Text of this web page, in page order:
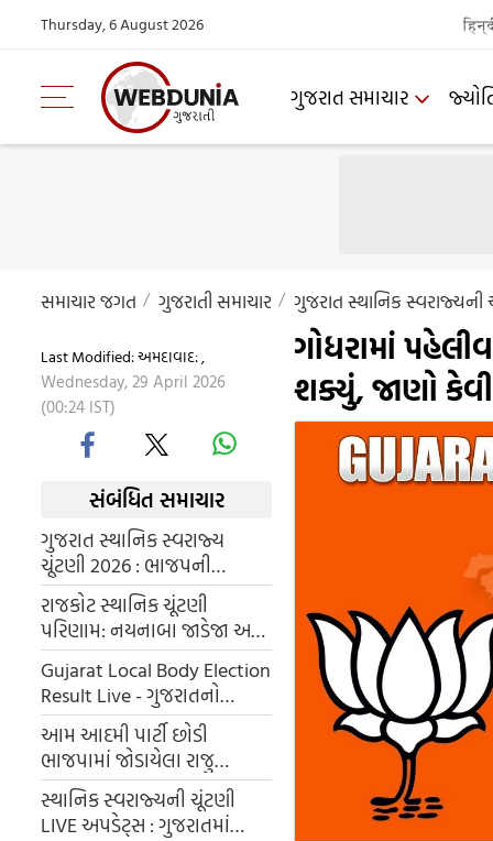
Thursday, 6 August 2026
ગુજરાત સમાચાર
સમાચાર જગત ગુજરાતી સમાચાર ગુજરાત સ્થાનિક સ્વરાજ્યની
Last Modified: અમદાવાદ: ,
Wednesday, 29 April 2026
(00:24 IST)
સંબંધિત સમાચાર
ગુજરાત સ્થાનિક સ્વરાજ્ય
ચૂંટણી 2026 : ભાજપની
ઐતિહાસિક જીત, કોંગ્રેસના
સૂપડા સાફ અને AAPનો ઉદય
રાજકોટ સ્થાનિક ચૂંટણી
પરિણામ: નયનાબા જાડેજા અને
આરજે આભા દેસાઈની હાર,
કોંગ્રેસમાં આંતરિક વિખવાદ
સપાટી પર
Gujarat Local Body Election
Result Live - ગુજરાતનો
મહાજંગ: કોણ બનશે જનતાનો
સરતાજ? પક્ષવાર સ્થિતિ
આમ આદમી પાર્ટી છોડી
ભાજપામાં જોડાયેલા રાજુ
કરપડાનો 2502 મતોથી શાનદાર
વિજય
સ્થાનિક સ્વરાજ્યની ચૂંટણી
LIVE અપડેટ્સ : ગુજરાતમાં
ગોધરામાં
શક્યું, જાણો